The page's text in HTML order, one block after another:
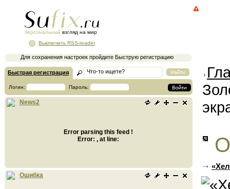
персональный взгляд на мир
Для сохранения настроек пройдите Быструю регистрацию
Выключить RSS-reader
Быстрая регистрация
Логин: Пароль:
News2
Error parsing this feed !
Error: , at line:
Ошибка